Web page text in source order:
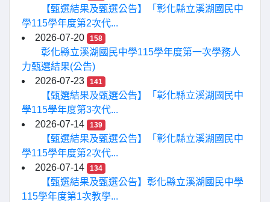
【甄選結果及甄選公告】「彰化縣立溪湖國民中
學115學年度第2次代...
2026-07-20
158
彰化縣立溪湖國民中學115學年度第一次學務人
力甄選結果(公告)
2026-07-23
141
【甄選結果及甄選公告】「彰化縣立溪湖國民中
學115學年度第3次代...
2026-07-14
139
【甄選結果及甄選公告】「彰化縣立溪湖國民中
學115學年度第2次代...
2026-07-14
134
【甄選結果及甄選公告】彰化縣立溪湖國民中學
115學年度第1次教學...